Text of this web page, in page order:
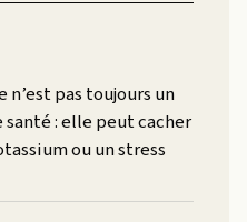
n’est pas toujours un
: elle peut cacher
ou un stress